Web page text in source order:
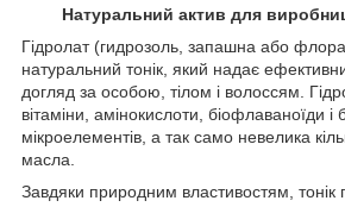
Натуральний актив для
Гідролат (гидрозоль, запашна або
натуральний тонік, який надає
догляд за особою, тілом і волоссям.
вітаміни, амінокислоти, біофлаваноїди і
мікроелементів, а так само невелика
масла.
Завдяки природним властивостям, тонік